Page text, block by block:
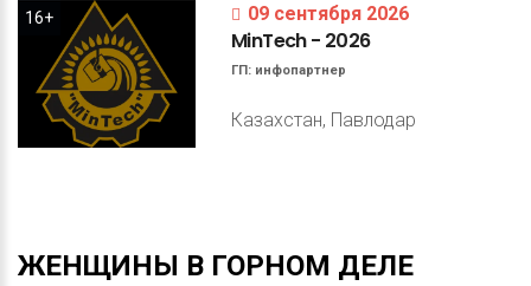
16+ 09 сентября 2026
MinTech- 2026
ГП: инфопартнер
Казахстан, Павлодар
ЖЕНЩИНЫ В ГОРНОМ ДЕЛЕ